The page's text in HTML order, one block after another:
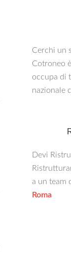
Cerchi un
Cotroneo
occupa di
nazionale
Devi
a un team
Roma